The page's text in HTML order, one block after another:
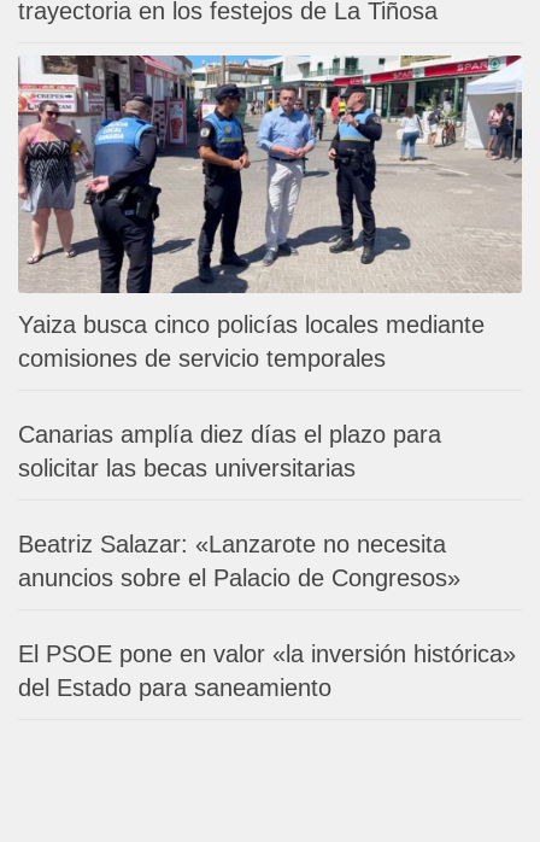
trayectoria en los festejos de La Tiñosa
Yaiza busca cinco policías locales mediante
comisiones de servicio temporales
Canarias amplía diez días el plazo para
solicitar las becas universitarias
Beatriz Salazar: «Lanzarote no necesita
anuncios sobre el Palacio de Congresos»
El PSOE pone en valor «la inversión histórica»
del Estado para saneamiento